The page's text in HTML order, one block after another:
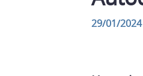
29/01/2024